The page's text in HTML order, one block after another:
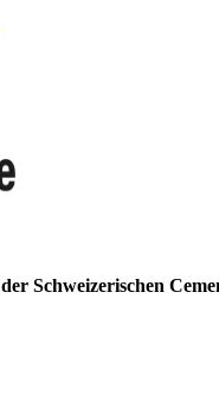
Schweizerischen